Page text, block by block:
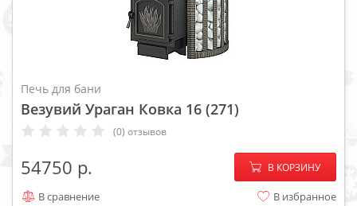
Печь для бани
Везувий Ураган Ковка 16 (271)
(0) отзывов
54750 − +
В КОРЗИНУ
В сравнение В избранное